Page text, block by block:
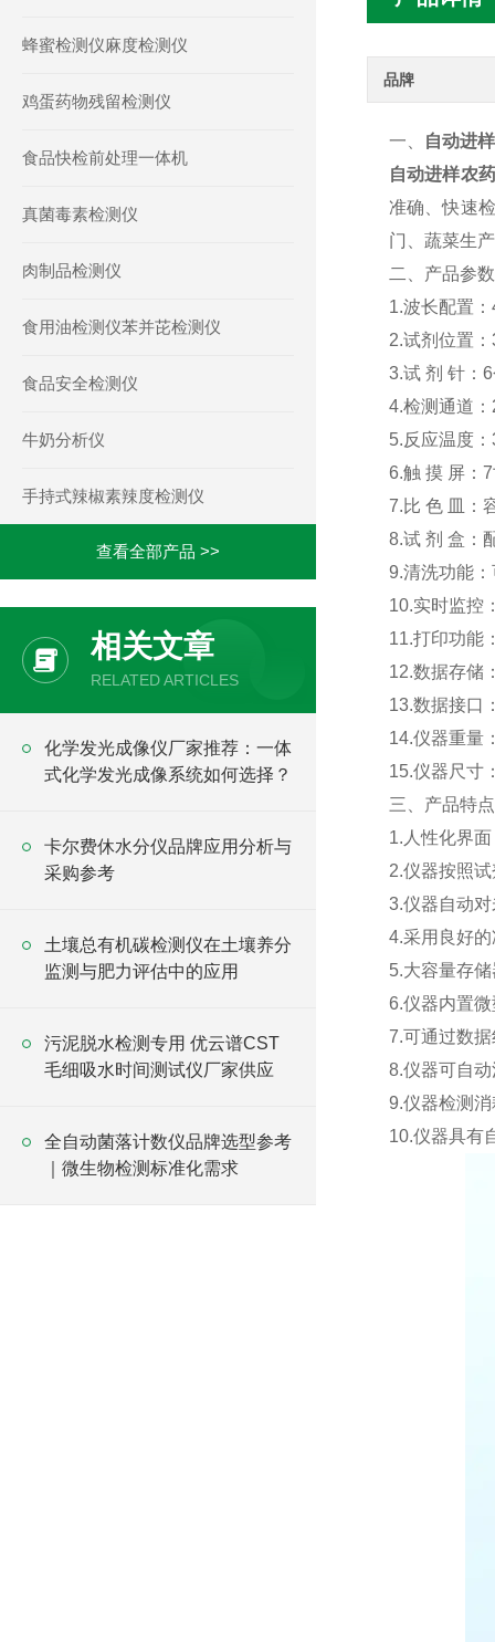
品牌
一、
自动进
自动进样农
准确、快速
门、蔬菜生
二、产品参数
1.波长配置
2.试剂位置：
3.试 剂 针：
4.检测通道
5.反应温度
6.触 摸 屏：
7.比 色 皿：
8.试 剂 盒：
9.清洗功能
10.实时监控
11.打印功能
12.数据存储
13.数据接口
14.仪器重量
15.仪器尺寸
三、产品特点
1.人性化界
2.仪器按照
3.仪器自动
4.采用良好
5.大容量存
6.仪器内置
7.可通过数
8.仪器可自
9.仪器检测
10.仪器具有
蜂蜜检测仪麻度检测仪
鸡蛋药物残留检测仪
食品快检前处理一体机
真菌毒素检测仪
肉制品检测仪
食用油检测仪苯并芘检测仪
食品安全检测仪
牛奶分析仪
手持式辣椒素辣度检测仪
查看全部产品 >>
相关文章
RELATED ARTICLES
化学发光成像仪厂家推荐：一体
式化学发光成像系统如何选择？
卡尔费休水分仪品牌应用分析与
采购参考
土壤总有机碳检测仪在土壤养分
监测与肥力评估中的应用
污泥脱水检测专用 优云谱CST
毛细吸水时间测试仪厂家供应
全自动菌落计数仪品牌选型参考
｜微生物检测标准化需求